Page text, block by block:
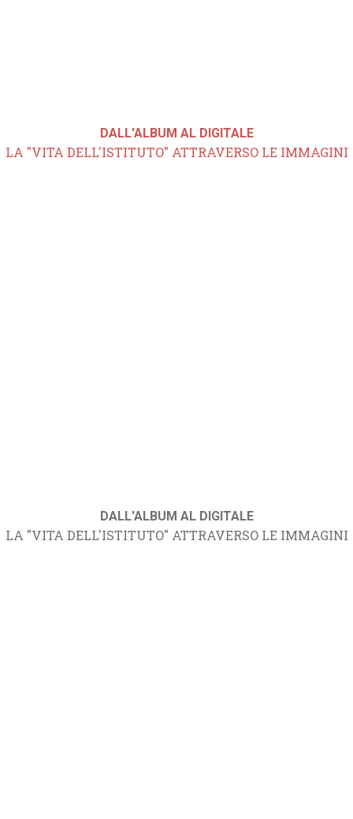
DALL'ALBUM AL DIGITALE
LA "VITA DELL'ISTITUTO" ATTRAVERSO LE IMMAGINI
DALL'ALBUM AL DIGITALE
LA "VITA DELL'ISTITUTO" ATTRAVERSO LE IMMAGINI